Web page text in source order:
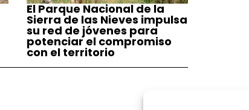
El Parque Nacional de la
Sierra de las Nieves impulsa
su red de jóvenes para
potenciar el compromiso
con el territorio